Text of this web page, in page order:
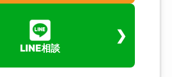
LINE相談